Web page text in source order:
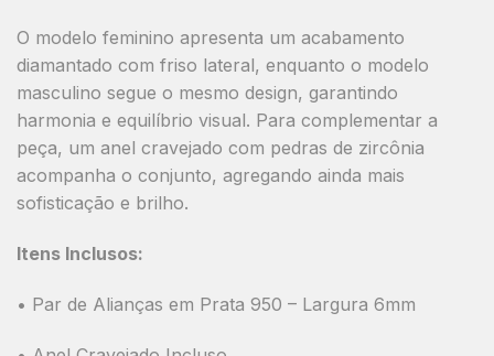
O modelo feminino apresenta um acabamento
diamantado com friso lateral, enquanto o modelo
masculino segue o mesmo design, garantindo
harmonia e equilíbrio visual. Para complementar a
peça, um anel cravejado com pedras de zircônia
acompanha o conjunto, agregando ainda mais
sofisticação e brilho.
Itens Inclusos:
• Par de Alianças em Prata 950 – Largura 6mm